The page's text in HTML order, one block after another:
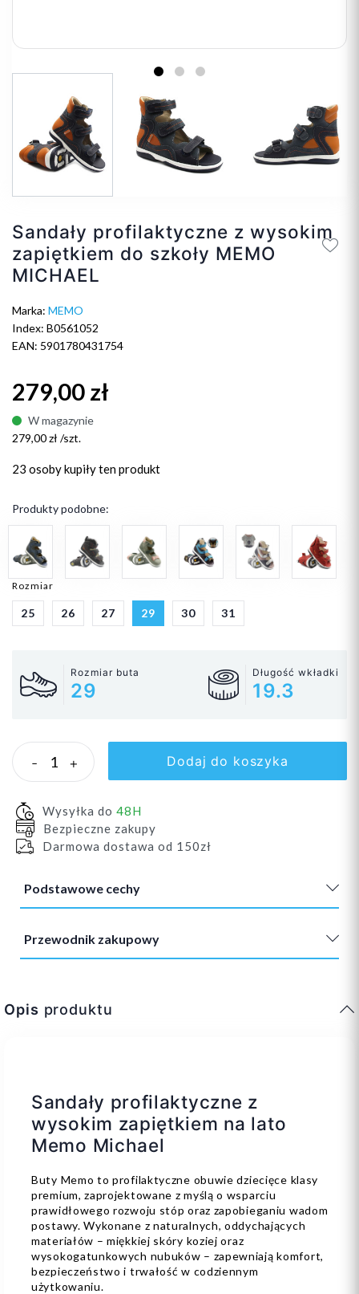
Sandały profilaktyczne z wysokim
zapiętkiem do szkoły MEMO
MICHAEL
Marka: MEMO
Index: B0561052
EAN: 5901780431754
279,00 zł
W magazynie
279,00 zł /szt.
23 osobykupiły ten produkt
Produkty podobne:
Rozmiar
25 26 27 29 30 31
Rozmiar buta
29
Długość wkładki
19.3
- + Dodaj do koszyka
Wysyłka do 48H
Bezpieczne zakupy
Darmowa dostawa od 150zł
Podstawowe cechy
Przewodnik zakupowy
Opis produktu
Sandały profilaktyczne z
wysokim zapiętkiem na lato
Memo Michael
Buty Memo to profilaktyczne obuwie dziecięce klasy
premium, zaprojektowane z myślą o wsparciu
prawidłowego rozwoju stóp oraz zapobieganiu wadom
postawy. Wykonane z naturalnych, oddychających
materiałów – miękkiej skóry koziej oraz
wysokogatunkowych nubuków – zapewniają komfort,
bezpieczeństwo i trwałość w codziennym
użytkowaniu.